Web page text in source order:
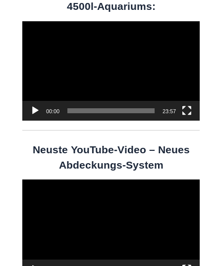
4500l-Aquariums:
00:00 23:57
Neuste YouTube-Video – Neues
Abdeckungs-System